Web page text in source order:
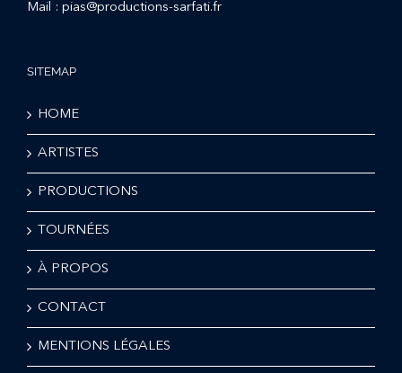
Mail : pias@productions-sarfati.fr
SITEMAP
HOME
ARTISTES
PRODUCTIONS
TOURNÉES
À PROPOS
CONTACT
MENTIONS LÉGALES